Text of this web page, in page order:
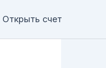
Открыть счет